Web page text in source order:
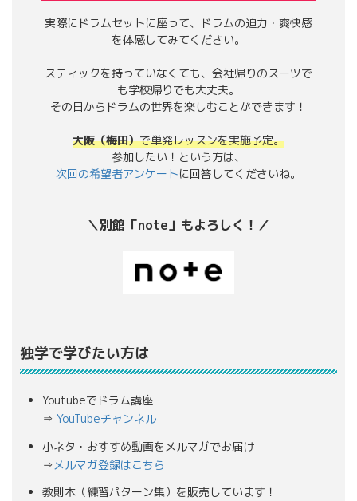
実際にドラムセットに座って、ドラムの迫力・爽快感
を体感してみてください。
スティックを持っていなくても、会社帰りのスーツで
も学校帰りでも大丈夫。
その日からドラムの世界を楽しむことができます！
大阪（梅田）で単発レッスンを実施予定。
参加したい！という方は、
次回の希望者アンケートに回答してくださいね。
＼別館「note」もよろしく！／
独学で学びたい方は
Youtubeでドラム講座
⇒ YouTubeチャンネル
小ネタ・おすすめ動画をメルマガでお届け
⇒ メルマガ登録はこちら
教則本（練習パターン集）を販売しています！